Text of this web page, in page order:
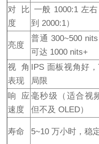
对比
度
一般 1000:1 左
到 2000:1）
亮度
普通 300~500
可达 1000 nits+
视角
表现
IPS 面板视角好
局限
响应
速度
毫秒级（适合视
但不及 OLED）
寿命 5~10 万小时，稳